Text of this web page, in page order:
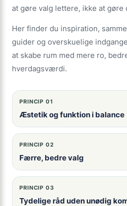
at gøre valg lettere, ikke at gøre
Her finder du inspiration,
guider og overskuelige
at skabe rum med mere ro,
hverdagsværdi.
PRINCIP 01
Æstetik og funktion i balance
PRINCIP 02
Færre, bedre valg
PRINCIP 03
Tydelige råd uden unødig